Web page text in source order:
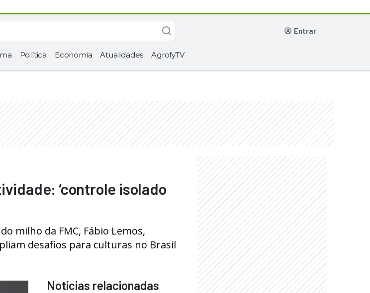
entrar
Política Economia Atualidades AgrofyTV
‘controle isolado
milho da FMC, Fábio Lemos,
desafios para culturas no Brasil
Notícias relacionadas